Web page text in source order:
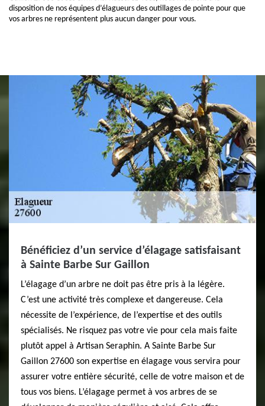
disposition de nos équipes d’élagueurs des outillages de pointe pour que
vos arbres ne représentent plus aucun danger pour vous.
Bénéficiez d’un service d’élagage satisfaisant
à Sainte Barbe Sur Gaillon
L’élagage d’un arbre ne doit pas être pris à la légère.
C’est une activité très complexe et dangereuse. Cela
nécessite de l’expérience, de l’expertise et des outils
spécialisés. Ne risquez pas votre vie pour cela mais faite
plutôt appel à Artisan Seraphin. A Sainte Barbe Sur
Gaillon 27600 son expertise en élagage vous servira pour
assurer votre entière sécurité, celle de votre maison et de
tous vos biens. L’élagage permet à vos arbres de se